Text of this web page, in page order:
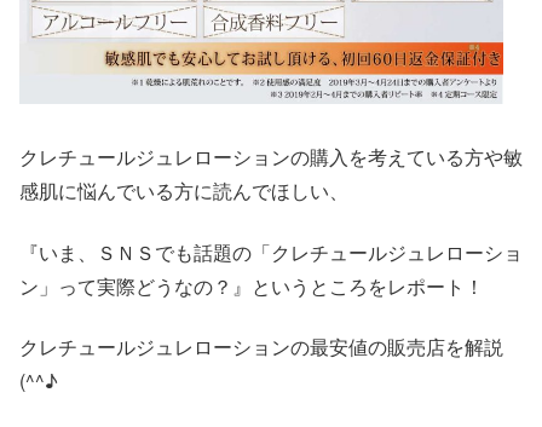
クレチュールジュレローションの購入を考えている方や敏
感肌に悩んでいる方に読んでほしい、
『いま、ＳＮＳでも話題の「クレチュールジュレローショ
ン」って実際どうなの？』というところをレポート！
クレチュールジュレローションの最安値の販売店を解説
(^^♪